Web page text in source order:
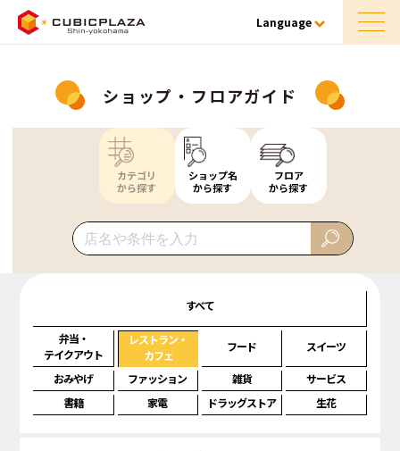
Language
ショップ・フロアガイド
カテゴリ
から探す
ショップ名
から探す
フロア
から探す
すべて
弁当・
テイクアウト
レストラン・
カフェ
フード スイーツ
おみやげ ファッション 雑貨
サービス
書籍
家電 ドラッグストア 生花